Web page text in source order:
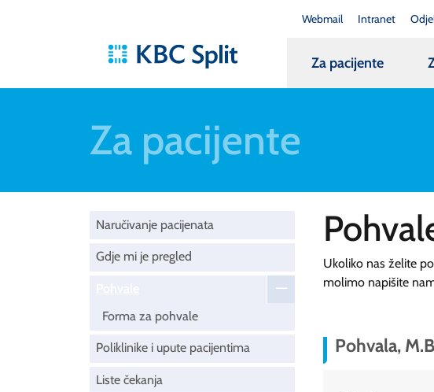
Webmail Intranet
Za pacijente
Za pacijente
Naručivanje pacijenata
Gdje mi je pregled
Forma za pohvale
Poliklinike i upute pacijentima
Liste čekanja
Ukoliko nas želite
molimo napišite
Pohvala,